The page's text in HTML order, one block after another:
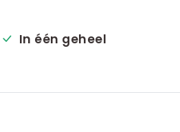
In één geheel